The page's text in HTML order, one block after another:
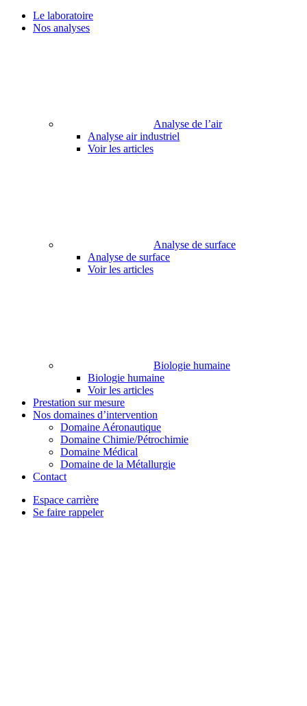
Le laboratoire
Nos analyses
Analyse de l’air
Analyse air industriel
Voir les articles
Analyse de surface
Analyse de surface
Voir les articles
Biologie humaine
Biologie humaine
Voir les articles
Prestation sur mesure
Nos domaines d’intervention
Domaine Aéronautique
Domaine Chimie/Pétrochimie
Domaine Médical
Domaine de la Métallurgie
Contact
Espace carrière
Se faire rappeler